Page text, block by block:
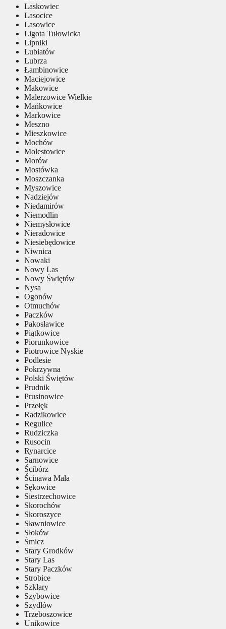
Laskowiec
Lasocice
Lasowice
Ligota Tułowicka
Lipniki
Lubiatów
Lubrza
Łambinowice
Maciejowice
Makowice
Malerzowice Wielkie
Mańkowice
Markowice
Meszno
Mieszkowice
Mochów
Molestowice
Morów
Mostówka
Moszczanka
Myszowice
Nadziejów
Niedamirów
Niemodlin
Niemysłowice
Nieradowice
Niesiebędowice
Niwnica
Nowaki
Nowy Las
Nowy Świętów
Nysa
Ogonów
Otmuchów
Paczków
Pakosławice
Piątkowice
Piorunkowice
Piotrowice Nyskie
Podlesie
Pokrzywna
Polski Świętów
Prudnik
Prusinowice
Przełęk
Radzikowice
Regulice
Rudziczka
Rusocin
Rynarcice
Sarnowice
Ścibórz
Ścinawa Mała
Sękowice
Siestrzechowice
Skorochów
Skoroszyce
Sławniowice
Słoków
Śmicz
Stary Grodków
Stary Las
Stary Paczków
Strobice
Szklary
Szybowice
Szydłów
Trzeboszowice
Unikowice